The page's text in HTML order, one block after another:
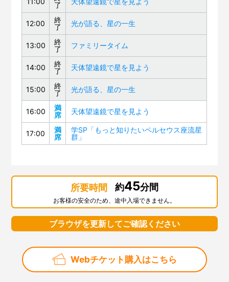
了
12:00
終
了
光が語る、星の一生
13:00
終
了
ファミリータイム
14:00
終
了
天体望遠鏡で星を見よう
15:00
終
了
光が語る、星の一生
16:00
満
席
天体望遠鏡で星を見よう
17:00
満
席
学SP「もっと知りたいペルセウス座流星
群」
所要時間 約45分間
お客様の安全のため、途中入場できません。
ブラウザを更新してご確認ください
Webチケット購入はこちら